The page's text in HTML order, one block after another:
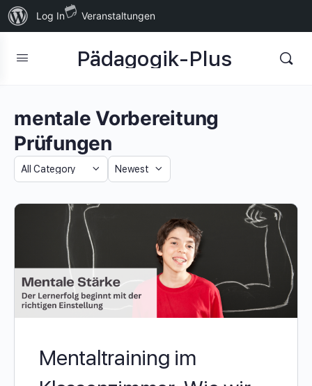
Über
WordPress
Log In Veranstaltungen
Pädagogik-Plus
mentale Vorbereitung
Prüfungen
Category
Sort
Mentaltraining im